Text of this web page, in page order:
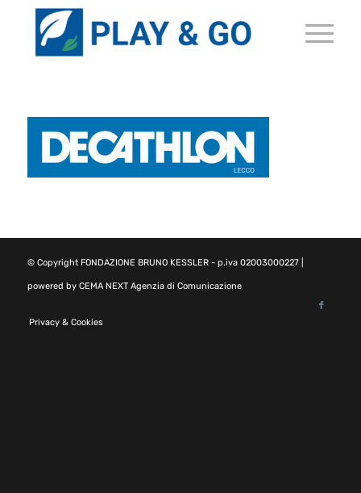
© Copyright FONDAZIONE BRUNO KESSLER- p.iva 02003000227 |
powered by CEMA NEXT Agenzia di Comunicazione
Privacy & Cookies